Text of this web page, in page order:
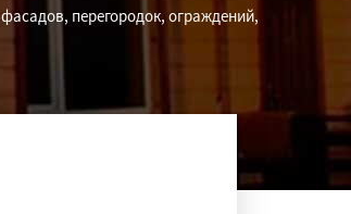
перегородок, ограждений,